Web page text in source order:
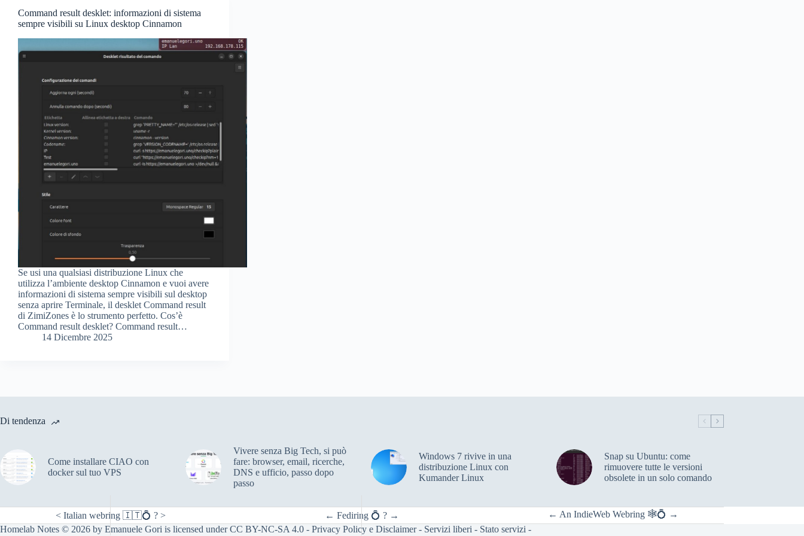
Command result desklet: informazioni di sistema
sempre visibili su Linux desktop Cinnamon
Se usi una qualsiasi distribuzione Linux che
utilizza l’ambiente desktop Cinnamon e vuoi avere
informazioni di sistema sempre visibili sul desktop
senza aprire Terminale, il desklet Command result
di ZimiZones è lo strumento perfetto. Cos’è
Command result desklet? Command result…
14 Dicembre 2025
Di tendenza
Come installare CIAO con
docker sul tuo VPS
Vivere senza Big Tech, si può
fare: browser, email, ricerche,
DNS e ufficio, passo dopo
passo
Windows 7 rivive in una
distribuzione Linux con
Kumander Linux
Snap su Ubuntu: come
rimuovere tutte le versioni
obsolete in un solo comando
< Italian webring 🇮🇹💍 ? > ← Fediring 💍 ? → ← An IndieWeb Webring🕸💍 →
Homelab Notes © 2026 by Emanuele Gori is licensed underCC BY-NC-SA 4.0 - Privacy Policy e Disclaimer- Servizi liberi - Stato servizi -